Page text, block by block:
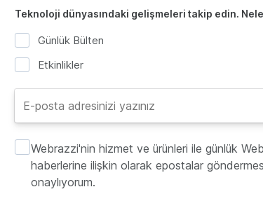
Teknoloji dünyasındaki gelişmeleri takip edin.
Günlük Bülten
Etkinlikler
Webrazzi'nin hizmet ve ürünleri ile günlük
haberlerine ilişkin olarak epostalar
onaylıyorum.